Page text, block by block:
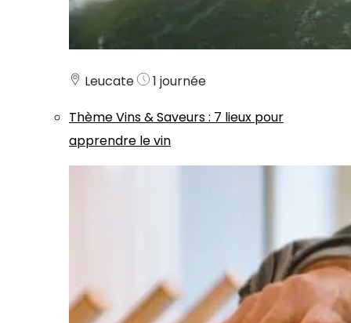
Leucate
1 journée
ThèmeVins & Saveurs: 7 lieux pour
apprendre le vin